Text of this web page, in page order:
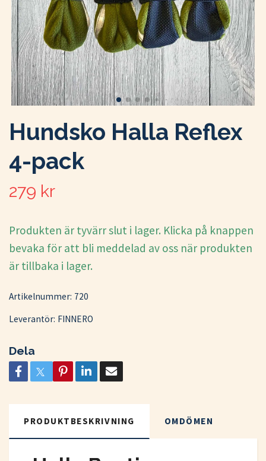
Hundsko Halla Reflex
4-pack
279 kr
Produkten är tyvärr slut i lager. Klicka på knappen
bevaka för att bli meddelad av oss när produkten
är tillbaka i lager.
Artikelnummer: 720
Leverantör: FINNERO
Dela
PRODUKTBESKRIVNING OMDÖMEN